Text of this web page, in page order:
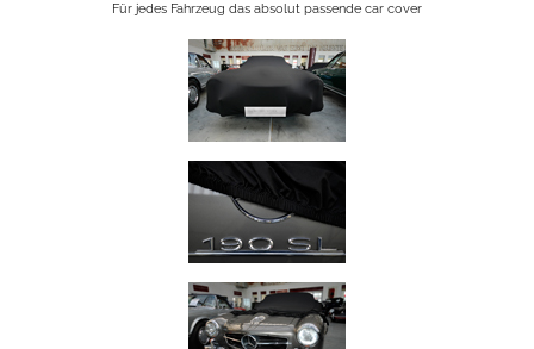
Für jedes Fahrzeug das absolut passende car cover